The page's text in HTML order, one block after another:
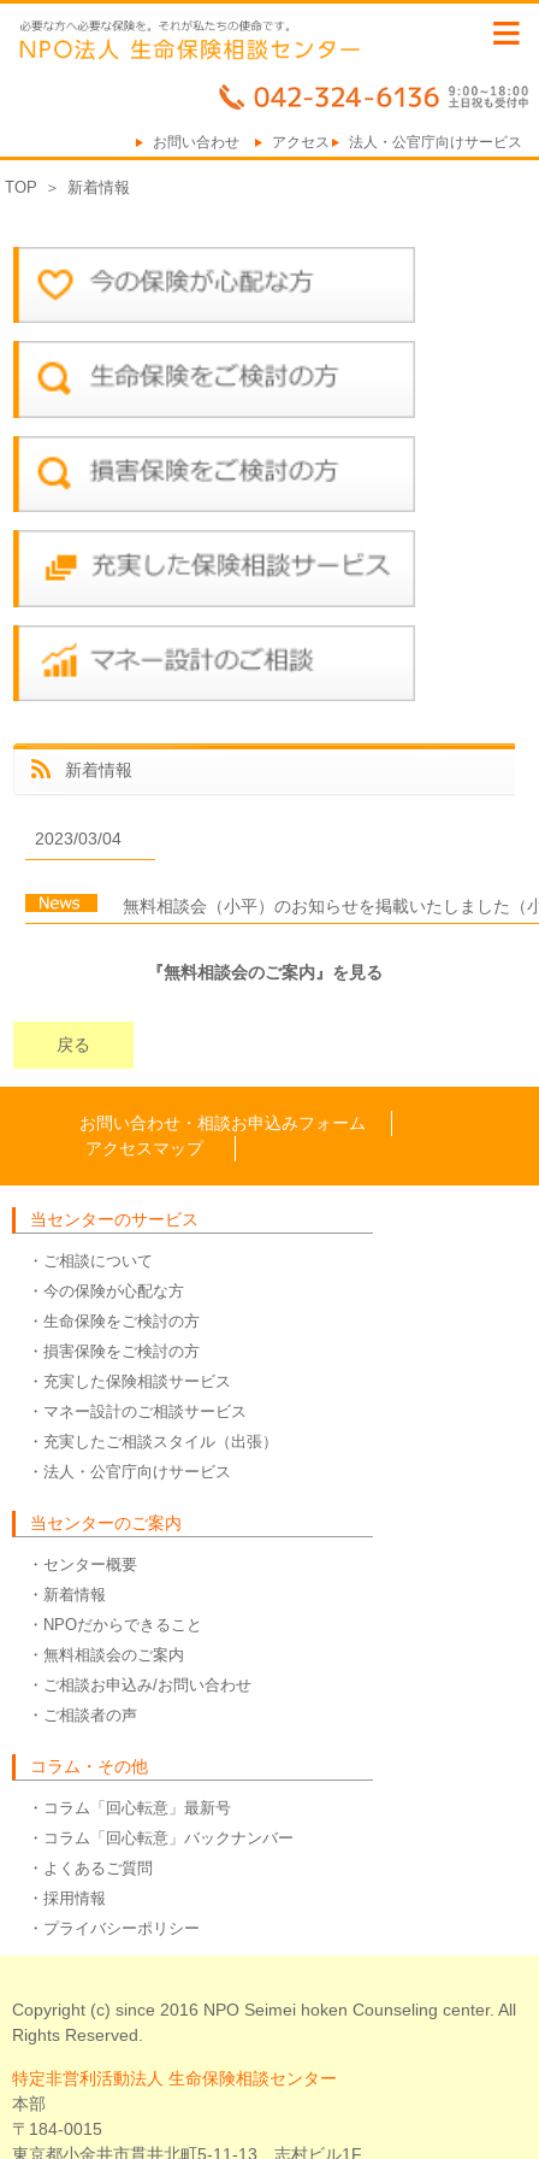
お問い合わせ アクセス 法人・公官庁向けサービス
≡
TOP ＞ 新着情報
新着情報
2023/03/04
無料相談会（小平）のお知らせを掲載いたしました（
『無料相談会のご案内』を見る
戻る
お問い合わせ・相談お申込みフォーム
アクセスマップ
当センターのサービス
・ご相談について
・今の保険が心配な方
・生命保険をご検討の方
・損害保険をご検討の方
・充実した保険相談サービス
・マネー設計のご相談サービス
・充実したご相談スタイル（出張）
・法人・公官庁向けサービス
当センターのご案内
・センター概要
・新着情報
・NPOだからできること
・無料相談会のご案内
・ご相談お申込み/お問い合わせ
・ご相談者の声
コラム・その他
・コラム「回心転意」最新号
・コラム「回心転意」バックナンバー
・よくあるご質問
・採用情報
・プライバシーポリシー
Copyright (c) since 2016 NPO Seimei hoken Counseling center. All
Rights Reserved.
特定非営利活動法人 生命保険相談センター
本部
〒184-0015
東京都小金井市貫井北町5-11-13 志村ビル1F